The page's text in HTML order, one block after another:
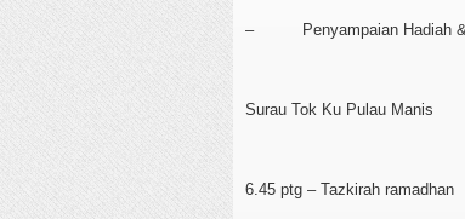
– Penyampaian Hadiah &
Surau Tok Ku Pulau Manis
6.45 ptg – Tazkirah ramadhan